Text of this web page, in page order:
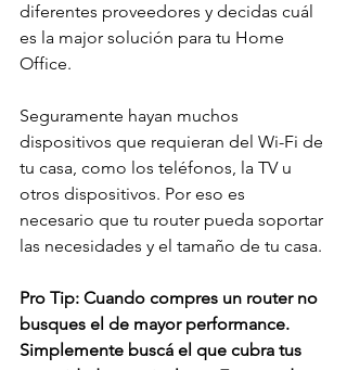
diferentes proveedores y decidas cuál
es la major solución para tu Home
Office.
Seguramente hayan muchos
dispositivos que requieran del Wi-Fi de
tu casa, como los teléfonos, la TV u
otros dispositivos. Por eso es
necesario que tu router pueda soportar
las necesidades y el tamaño de tu casa.
Pro Tip: Cuando compres un router no
busques el de mayor performance.
Simplemente buscá el que cubra tus